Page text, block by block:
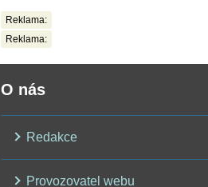
Reklama:
Reklama:
O nás
Redakce
Provozovatel webu